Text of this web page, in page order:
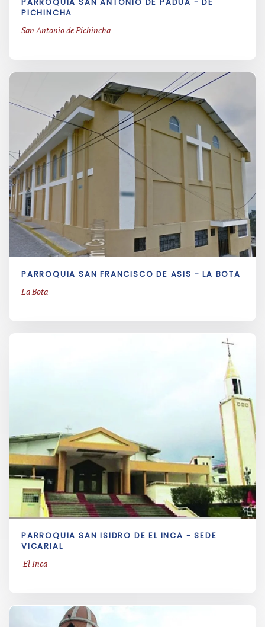
PICHINCHA
San Antonio de Pichincha
PARROQUIA SAN FRANCISCO DE ASIS - LA BOTA
La Bota
PARROQUIA SAN ISIDRO DE EL INCA - SEDE
VICARIAL
El Inca